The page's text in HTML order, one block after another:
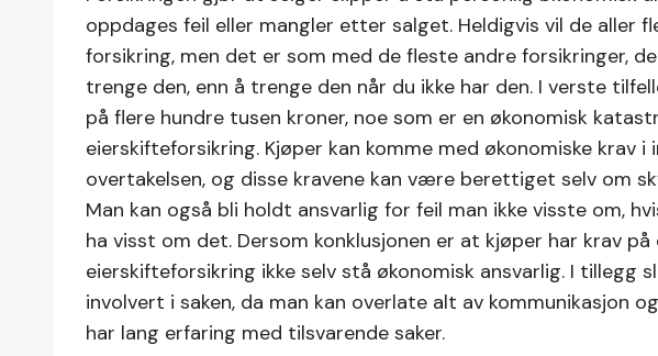
oppdages feil eller mangler etter salget. Heldigvis vil de aller
forsikring, men det er som med de fleste andre forsikringer,
trenge den, enn å trenge den når du ikke har den. I verste
på flere hundre tusen kroner, noe som er en økonomisk
eierskifteforsikring. Kjøper kan komme med økonomiske krav
overtakelsen, og disse kravene kan være berettiget selv om
Man kan også bli holdt ansvarlig for feil man ikke visste om,
ha visst om det. Dersom konklusjonen er at kjøper har krav
eierskifteforsikring ikke selv stå økonomisk ansvarlig. I tillegg
involvert i saken, da man kan overlate alt av kommunikasjon
har lang erfaring med tilsvarende saker.